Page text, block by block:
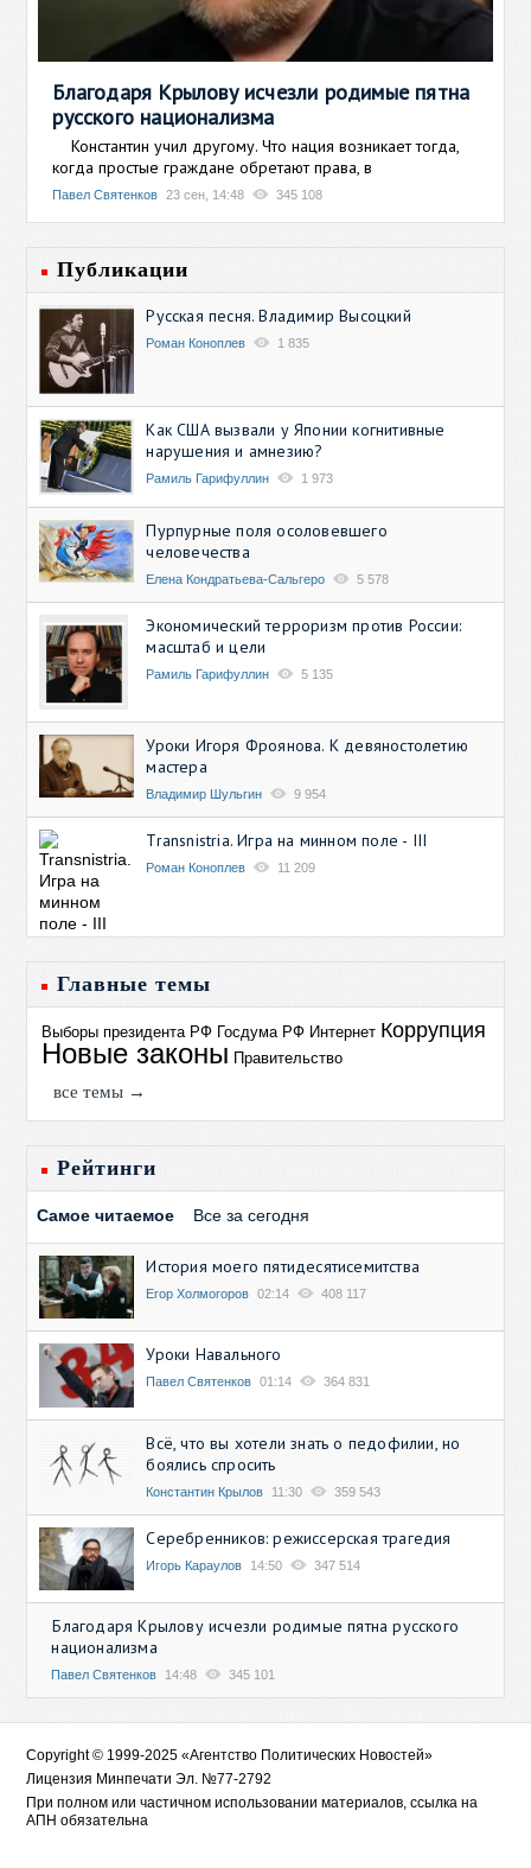
Благодаря Крылову исчезли родимые пятна
русского национализма
Константин учил другому. Что нация возникает тогда,
когда простые граждане обретают права, в
Павел Святенков 23 сен, 14:48 345 108
Публикации
Русская песня. Владимир Высоцкий
Роман Коноплев 1 835
Как США вызвали у Японии когнитивные
нарушения и амнезию?
Рамиль Гарифуллин 1 973
Пурпурные поля осоловевшего
человечества
Елена Кондратьева-Сальгеро 5 578
Экономический терроризм против России:
масштаб и цели
Рамиль Гарифуллин 5 135
Уроки Игоря Фроянова. К девяностолетию
мастера
Владимир Шульгин 9 954
Transnistria. Игра на минном поле - III
Роман Коноплев 11 209
Главные темы
Выборы президента РФ Госдума РФ Интернет Коррупция
Новые законы Правительство
все темы →
Рейтинги
Самое читаемое Все за сегодня
История моего пятидесятисемитства
Егор Холмогоров 02:14 408 117
Уроки Навального
Павел Святенков 01:14 364 831
Всё, что вы хотели знать о педофилии, но
боялись спросить
Константин Крылов 11:30 359 543
Серебренников: режиссерская трагедия
Игорь Караулов 14:50 347 514
Благодаря Крылову исчезли родимые пятна русского
национализма
Павел Святенков 14:48 345 101
Copyright © 1999-2025 «Агентство Политических Новостей»
Лицензия Минпечати Эл. №77-2792
При полном или частичном использовании материалов, ссылка на
АПН обязательна